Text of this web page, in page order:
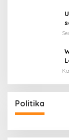
Politika